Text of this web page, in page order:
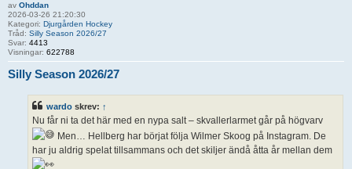
av Ohddan
2026-03-26 21:20:30
Kategori: Djurgården Hockey
Tråd: Silly Season 2026/27
Svar: 4413
Visningar: 622788
Silly Season 2026/27
wardo skrev: ↑
Nu får ni ta det här med en nypa salt – skvallerlarmet går på högvarv
Men… Hellberg har börjat följa Wilmer Skoog på Instagram. De
har ju aldrig spelat tillsammans och det skiljer ändå åtta år mellan dem